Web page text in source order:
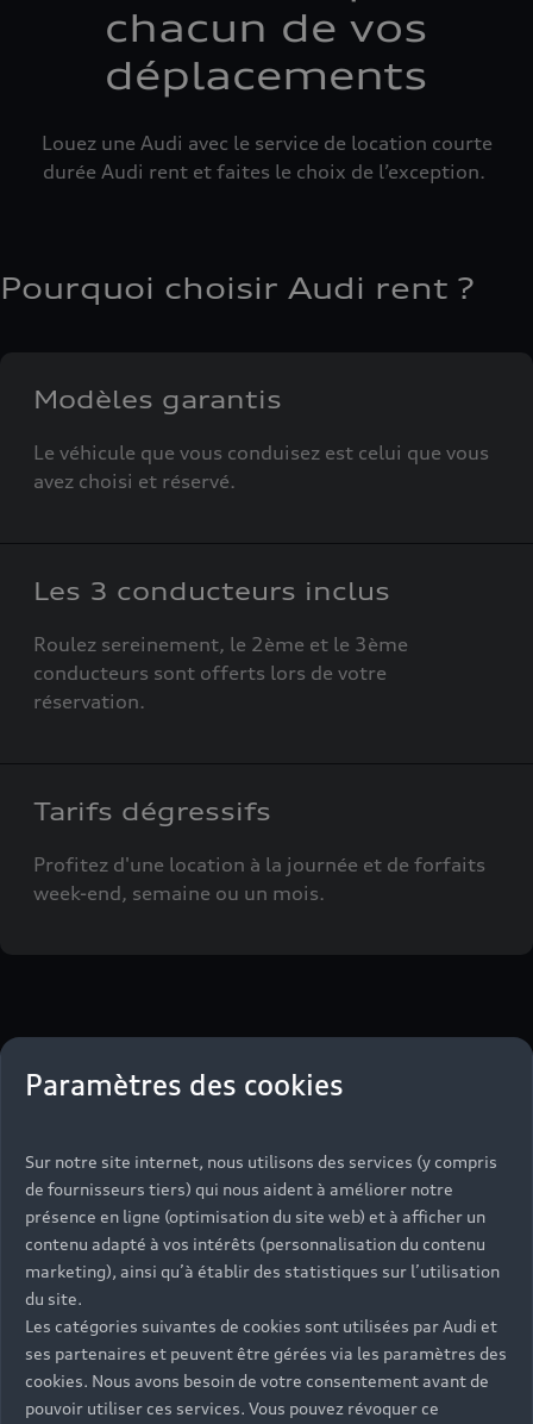
Paramètres des cookies
Sur notre site internet, nous utilisons des services (y compris
de fournisseurs tiers) qui nous aident à améliorer notre
présence en ligne (optimisation du site web) et à afficher un
contenu adapté à vos intérêts (personnalisation du contenu
marketing), ainsi qu’à établir des statistiques sur l’utilisation
du site.
Les catégories suivantes de cookies sont utilisées par Audi et
ses partenaires et peuvent être gérées via les paramètres des
cookies. Nous avons besoin de votre consentement avant de
pouvoir utiliser ces services. Vous pouvez révoquer ce
chacun de vos
déplacements
Louez une Audi avec le service de location courte
durée Audi rent et faites le choix de l’exception.
Pourquoi choisir Audi rent ?
Modèles garantis
Le véhicule que vous conduisez est celui que vous
avez choisi et réservé.
Les 3 conducteurs inclus
Roulez sereinement, le 2ème et le 3ème
conducteurs sont offerts lors de votre
réservation.
Tarifs dégressifs
Profitez d'une location à la journée et de forfaits
week-end, semaine ou un mois.
en toute simplicité
avec Audi rent